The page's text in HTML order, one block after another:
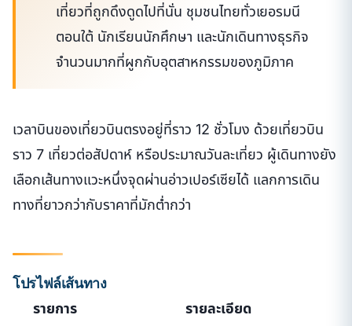
เที่ยวที่ถูกดึงดูดไปที่นั่น ชุมชนไทยทั่วเยอรมนี
ตอนใต้ นักเรียนนักศึกษา และนักเดินทางธุรกิจ
จำนวนมากที่ผูกกับอุตสาหกรรมของภูมิภาค
เวลาบินของเที่ยวบินตรงอยู่ที่ราว 12 ชั่วโมง ด้วยเที่ยวบิน
ราว 7 เที่ยวต่อสัปดาห์ หรือประมาณวันละเที่ยว ผู้เดินทางยัง
เลือกเส้นทางแวะหนึ่งจุดผ่านอ่าวเปอร์เซียได้ แลกการเดิน
ทางที่ยาวกว่ากับราคาที่มักต่ำกว่า
โปรไฟล์เส้นทาง
รายการ รายละเอียด